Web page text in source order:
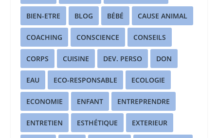
BIEN-ETRE BLOG BÉBÉ CAUSE ANIMAL
COACHING CONSCIENCE CONSEILS
CORPS CUISINE DEV. PERSO DON
EAU ECO-RESPONSABLE ECOLOGIE
ECONOMIE ENFANT ENTREPRENDRE
ENTRETIEN ESTHÉTIQUE EXTERIEUR